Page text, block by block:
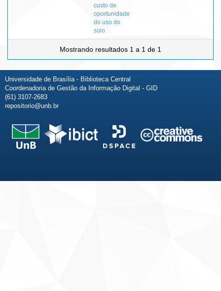
custo de
oportunidade
do uso do
solo
Mostrando resultados 1 a 1 de 1
Universidade de Brasília - Biblioteca Central
Coordenadoria de Gestão da Informação Digital - GID
(61) 3107-2683
repositorio@unb.br